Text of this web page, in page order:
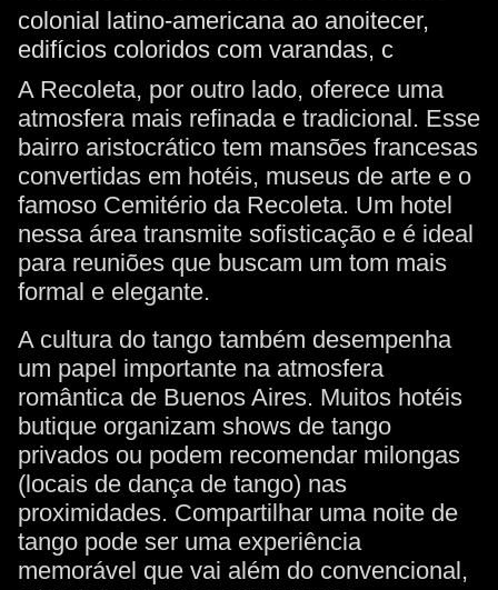
A Recoleta, por outro lado, oferece uma
atmosfera mais refinada e tradicional. Esse
bairro aristocrático tem mansões francesas
convertidas em hotéis, museus de arte e o
famoso Cemitério da Recoleta. Um hotel
nessa área transmite sofisticação e é ideal
para reuniões que buscam um tom mais
formal e elegante.
A cultura do tango também desempenha
um papel importante na atmosfera
romântica de Buenos Aires. Muitos hotéis
butique organizam shows de tango
privados ou podem recomendar milongas
(locais de dança de tango) nas
proximidades. Compartilhar uma noite de
tango pode ser uma experiência
memorável que vai além do convencional,